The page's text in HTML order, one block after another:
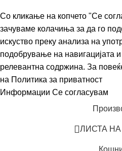
Со кликање на копчето "Се
зачуваме колачиња за да го
искуство преку анализа на
подобрување на навигацијата
релевантна содржина. За
на Политика за приватност
Информации Се согласувам
ЛИСТА